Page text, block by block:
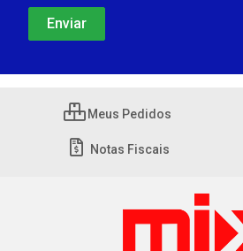
Meus Pedidos
Notas Fiscais